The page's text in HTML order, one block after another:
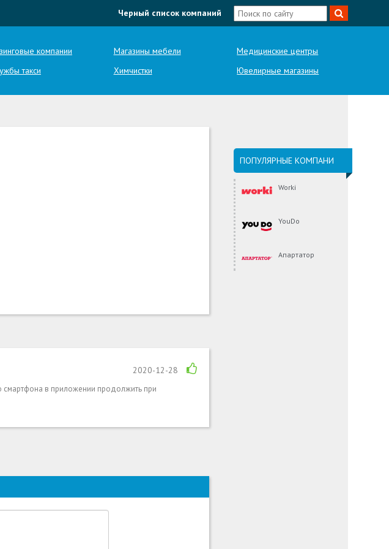
Черный список компаний
компании Магазины мебели
Медицинские центры
такси Химчистки Ювелирные магазины
2020-12-28
смартфона в приложении продолжить при
ПОПУЛЯРНЫЕ КОМПАНИ
Worki
YouDo
Апартатор